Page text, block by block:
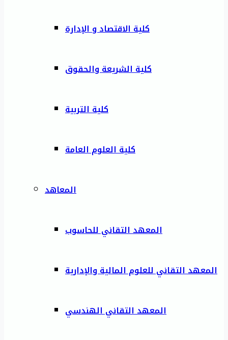
كلية الاقتصاد و الإدارة
كلية الشريعة والحقوق
كلية التربية
كلية العلوم العامة
المعاهد
المعهد التقاني للحاسوب
المعهد التقاني للعلوم المالية والإدارية
المعهد التقاني الهندسي